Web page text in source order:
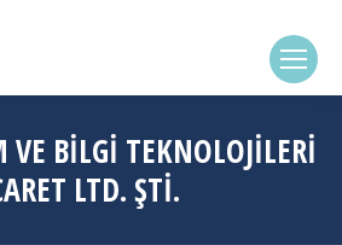
BİLGİ TEKNOLOJİLERİ
LTD. ŞTİ.